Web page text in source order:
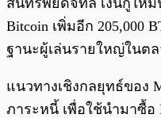
Bitcoin เพิ่มอีก 205,000
ฐานะผู้เล่นรายใหญ่ในต
แนวทางเชิงกลยุทธ์ของ
ภาระหนี้ เพื่อใช้นำมาซื้อ